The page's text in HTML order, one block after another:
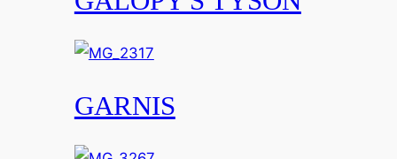
GARNIS